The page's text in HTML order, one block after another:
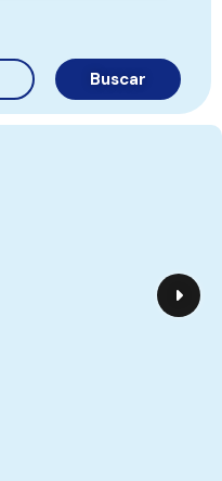
Buscar